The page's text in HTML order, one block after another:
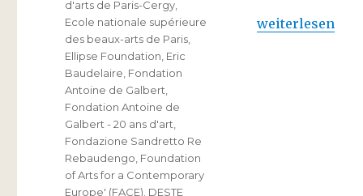
„Fondation
weiterlesen
d'arts de Paris-Cergy
Ecole nationale supérieure
des beaux-arts de Paris
Ellipse Foundation Eric
Baudelaire Fondation
Antoine de Galbert
Fondation Antoine de
Galbert - 20 ans d'art
Fondazione Sandretto Re
Rebaudengo Foundation
of Arts for a Contemporary
Europe' (FACE). DESTE